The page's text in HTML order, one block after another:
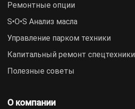
Ремонтные опции
S•O•S Анализ масла
Управление парком техники
Капитальный ремонт спецтехники
Полезные советы
О компании